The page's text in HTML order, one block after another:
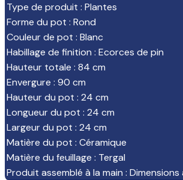
Type de produit : Plantes
Forme du pot : Rond
Couleur de pot : Blanc
Habillage de finition : Ecorces de pin
Hauteur totale : 84 cm
Envergure : 90 cm
Hauteur du pot : 24 cm
Longueur du pot : 24 cm
Largeur du pot : 24 cm
Matière du pot : Céramique
Matière du feuillage : Tergal
Produit assemblé à la main :